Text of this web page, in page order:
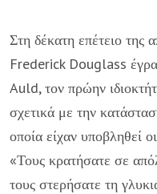
Στη δέκατη επέτειο της
Frederick Douglass
Auld, τον πρώην
σχετικά με την
οποία είχαν υποβληθεί
«Τους κρατήσατε σε
τους στερήσατε τη